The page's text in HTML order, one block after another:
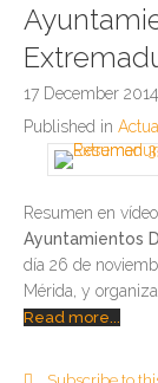
17 December 2014
Published in
Resumen en
Ayuntamientos
día 26 de
Mérida, y
Read more...